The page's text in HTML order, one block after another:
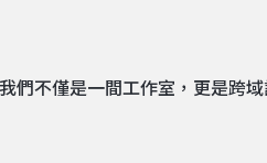
們不僅是一間工作室，更是跨